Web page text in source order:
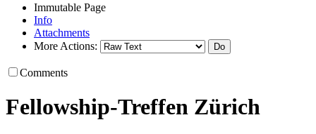
Immutable Page
Info
Attachments
More Actions:
Comments
Fellowship-Treffen Zürich